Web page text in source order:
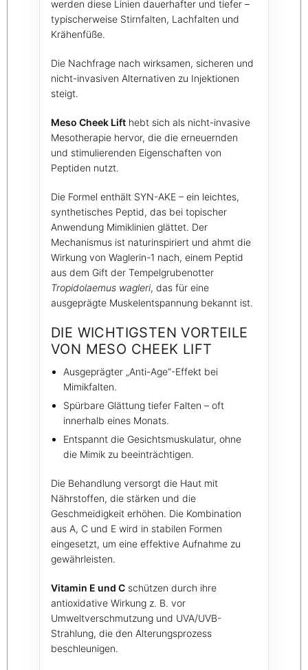
werden diese Linien dauerhafter und tiefer –
typischerweise Stirnfalten, Lachfalten und
Krähenfüße.
Die Nachfrage nach wirksamen, sicheren und
nicht-invasiven Alternativen zu Injektionen
steigt.
Meso Cheek Lift hebt sich als nicht-invasive
Mesotherapie hervor, die die erneuernden
und stimulierenden Eigenschaften von
Peptiden nutzt.
Die Formel enthält SYN-AKE – ein leichtes,
synthetisches Peptid, das bei topischer
Anwendung Mimiklinien glättet. Der
Mechanismus ist naturinspiriert und ahmt die
Wirkung von Waglerin-1 nach, einem Peptid
aus dem Gift der Tempelgrubenotter
Tropidolaemus wagleri, das für eine
ausgeprägte Muskelentspannung bekannt ist.
DIE WICHTIGSTEN VORTEILE
VON MESO CHEEK LIFT
Ausgeprägter „Anti-Age“-Effekt bei
Mimikfalten.
Spürbare Glättung tiefer Falten – oft
innerhalb eines Monats.
Entspannt die Gesichtsmuskulatur, ohne
die Mimik zu beeinträchtigen.
Die Behandlung versorgt die Haut mit
Nährstoffen, die stärken und die
Geschmeidigkeit erhöhen. Die Kombination
aus A, C und E wird in stabilen Formen
eingesetzt, um eine effektive Aufnahme zu
gewährleisten.
Vitamin E und C schützen durch ihre
antioxidative Wirkung z. B. vor
Umweltverschmutzung und UVA/UVB-
Strahlung, die den Alterungsprozess
beschleunigen.